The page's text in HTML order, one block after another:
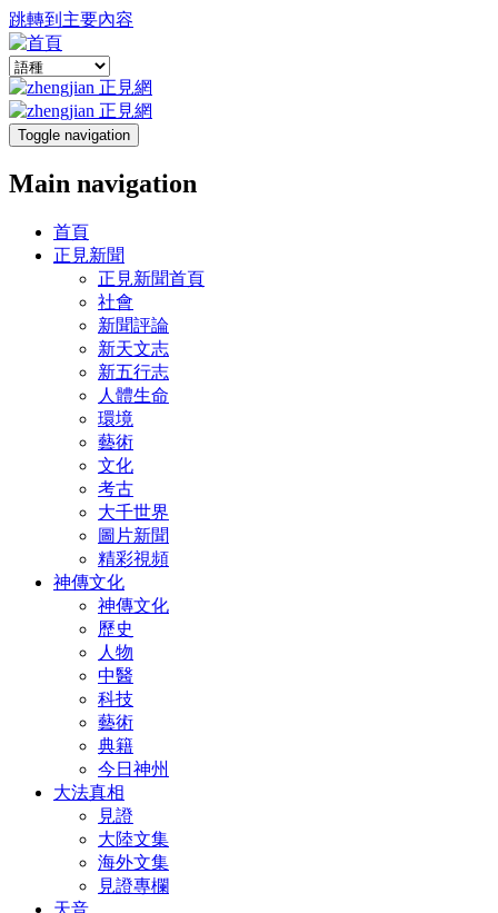
跳轉到主要內容
Toggle navigation
Main navigation
首頁
正見新聞
正見新聞首頁
社會
新聞評論
新天文志
新五行志
人體生命
環境
藝術
文化
考古
大千世界
圖片新聞
精彩視頻
神傳文化
神傳文化
歷史
人物
中醫
科技
藝術
典籍
今日神州
大法真相
見證
大陸文集
海外文集
見證專欄
天音